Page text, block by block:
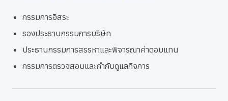
กรรมการอิสระ
รองประธานกรรมการบริษัท
ประธานกรรมการสรรหาและพิจารณาค่าตอบแทน
กรรมการตรวจสอบและกำกับดูแลกิจการ